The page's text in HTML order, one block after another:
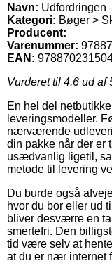
Navn: Udfordringen
Kategori: Bøger >
Producent:
Varenummer:
EAN:
Vurderet til 4.6 ud af
En hel del
leveringsmodeller.
nærværende
din pakke når der er
usædvanlig ligetil,
metode til levering
Du burde også
hvor du bor eller ud
bliver desværre en
smertefri. Den
tid være selv at
at du er nær internet